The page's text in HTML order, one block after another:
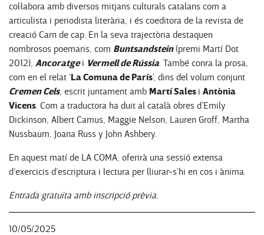
col·labora amb diversos mitjans culturals catalans com a
articulista i periodista literària, i és coeditora de la revista de
creació Carn de cap. En la seva trajectòria destaquen
nombrosos poemaris, com Buntsandstein(premi Martí Dot
2012), Ancoratgei Vermell de Rússia. També conra la prosa,
com en el relat ‘La Comuna de París’, dins del volum conjunt
Cremen Cels, escrit juntament amb Martí Sales i Antònia
Vicens. Com a traductora ha duit al català obres d’Emily
Dickinson, Albert Camus, Maggie Nelson, Lauren Groff, Martha
Nussbaum, Joana Russ y John Ashbery.
En aquest matí de LA COMA, oferirà una sessió extensa
d’exercicis d’escriptura i lectura per lliurar-s’hi en cos i ànima.
Entrada gratuïta amb inscripció prèvia.
10/05/2025